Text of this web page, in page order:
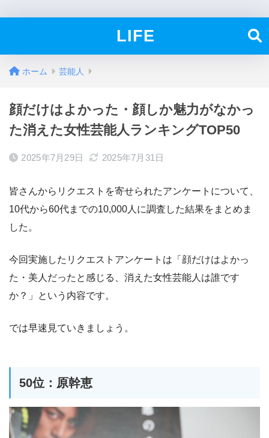
LIFE
ホーム 芸能人
顔だけはよかった・顔しか魅力がなかっ
た消えた女性芸能人ランキングTOP50
2025年7月29日 2025年7月31日
皆さんからリクエストを寄せられたアンケートについて、
10代から60代までの10,000人に調査した結果をまとめま
した。
今回実施したリクエストアンケートは「顔だけはよかっ
た・美人だったと感じる、消えた女性芸能人は誰です
か？」という内容です。
では早速見ていきましょう。
50位：原幹恵